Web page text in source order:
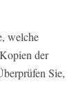
welche
der
Sie,